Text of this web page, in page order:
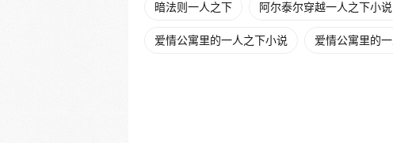
暗法则一人之下 阿尔泰尔穿越一人之下小说
爱情公寓里的一人之下小说 爱情公寓里的